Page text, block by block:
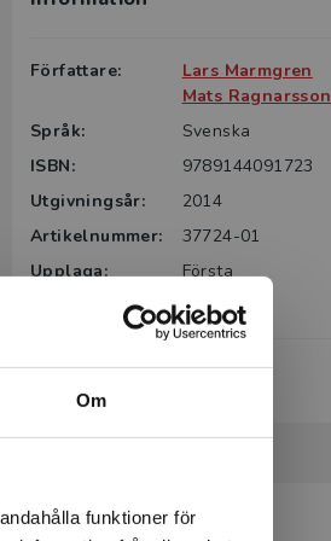
Om
funktioner för
Författare:
Lars Marmgren
Mats Ragnarsson
Språk:
Svenska
ISBN:
9789144091723
Utgivningsår:
2014
Artikelnummer:
37724-01
Upplaga:
Första
164
Köp- och leveransvillkor